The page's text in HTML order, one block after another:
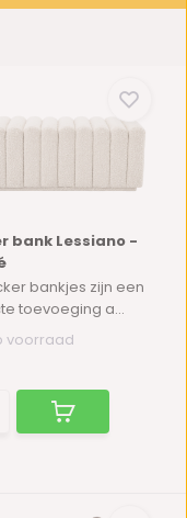
bank Lessiano -
bankjes zijn een
toevoeging a...
voorraad